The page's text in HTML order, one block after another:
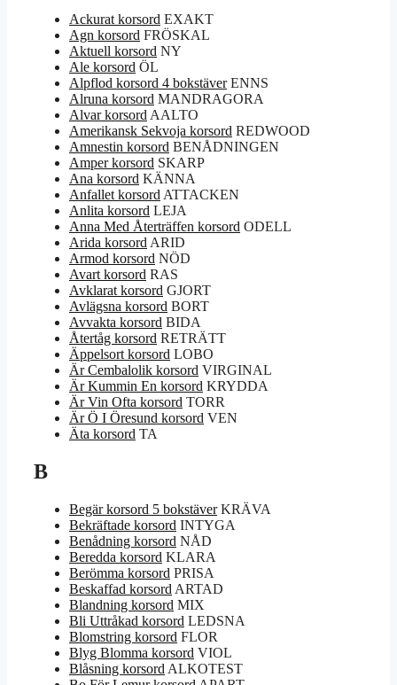
Ackurat korsord EXAKT
Agn korsord FRÖSKAL
Aktuell korsord NY
Ale korsord ÖL
Alpflod korsord 4 bokstäver ENNS
Alruna korsord MANDRAGORA
Alvar korsord AALTO
Amerikansk Sekvoja korsord REDWOOD
Amnestin korsord BENÅDNINGEN
Amper korsord SKARP
Ana korsord KÄNNA
Anfallet korsord ATTACKEN
Anlita korsord LEJA
Anna Med Återträffen korsord ODELL
Arida korsord ARID
Armod korsord NÖD
Avart korsord RAS
Avklarat korsord GJORT
Avlägsna korsord BORT
Avvakta korsord BIDA
Återtåg korsord RETRÄTT
Äppelsort korsord LOBO
Är Cembalolik korsord VIRGINAL
Är Kummin En korsord KRYDDA
Är Vin Ofta korsord TORR
Är Ö I Öresund korsord VEN
Äta korsord TA
B
Begär korsord 5 bokstäver KRÄVA
Bekräftade korsord INTYGA
Benådning korsord NÅD
Beredda korsord KLARA
Berömma korsord PRISA
Beskaffad korsord ARTAD
Blandning korsord MIX
Bli Uttråkad korsord LEDSNA
Blomstring korsord FLOR
Blyg Blomma korsord VIOL
Blåsning korsord ALKOTEST